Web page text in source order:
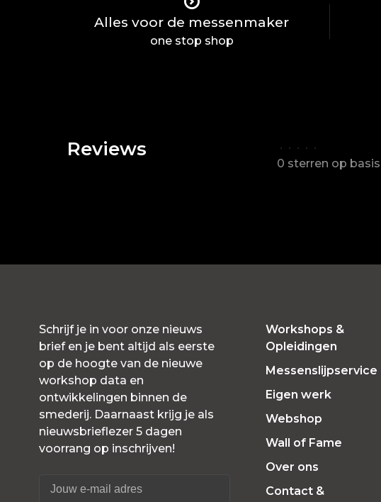
Alles voor de messenmaker
one stop shop
Reviews • • • • •
0 sterren op
Schrijf je in voor onze nieuws
brief en je bent altijd als eerste
op de hoogte van de nieuwe
workshop data en
ontwikkelingen binnen de
smederij. Daarnaast krijg je als
nieuwsbrieflezer 5 dagen
voorrang op inschrijven!
Workshops &
Opleidingen
Messenslijpservice
Eigen werk
Webshop
Wall of Fame
Over ons
Contact &